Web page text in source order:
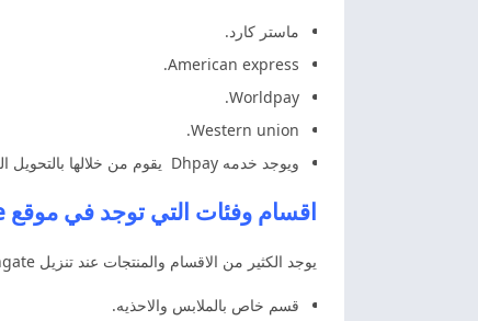
ماستر كارد.
American express.
Worldpay.
Western union.
ويوجد خدمه Dhpay يقوم من خلالها بالتحويل الى تحويل بنكي او ويسترن يونيون.
اقسام وفئات التي توجد في موقع dhgate
يوجد الكثير من الاقسام والمنتجات عند تنزيل Dhgate كل هذا متوفر في الموقع ومن اهم الاقسام :
قسم خاص بالملابس والاحذيه.